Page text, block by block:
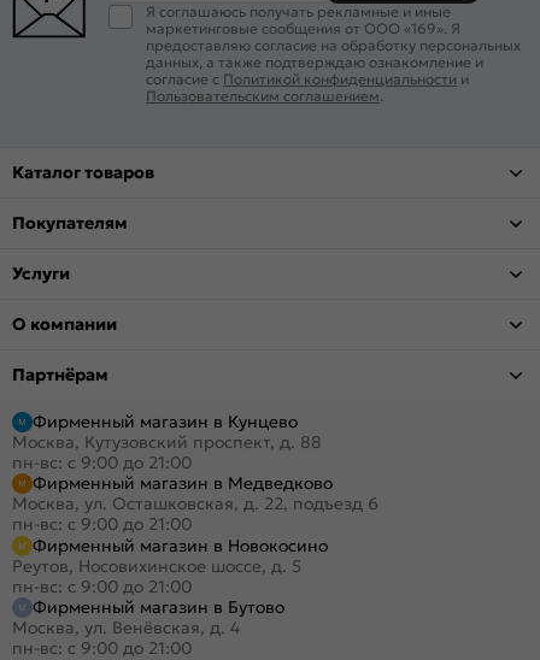
Я соглашаюсь получать рекламные и иные
маркетинговые сообщения от ООО «169». Я
предоставляю согласие на обработку персональных
данных, а также подтверждаю ознакомление и
согласие с Политикой конфиденциальности и
Пользовательским соглашением
Каталог товаров
Покупателям
Услуги
О компании
Партнёрам
Фирменный магазин в Кунцево
Москва, Кутузовский проспект, д. 88
пн-вс: с 9:00 до 21:00
Фирменный магазин в Медведково
Москва, ул. Осташковская, д. 22, подъезд 6
пн-вс: с 9:00 до 21:00
Фирменный магазин в Новокосино
Реутов, Носовихинское шоссе, д. 5
пн-вс: с 9:00 до 21:00
Фирменный магазин в Бутово
Москва, ул. Венёвская, д. 4
пн-вс: с 9:00 до 21:00